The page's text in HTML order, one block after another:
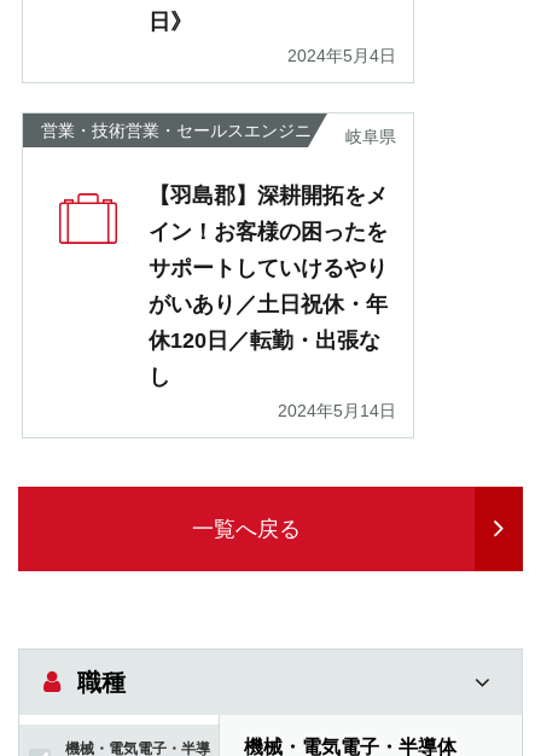
日》
2024年5月4日
営業・技術営業・セールスエンジニ
岐阜県
【羽島郡】深耕開拓をメ
イン！お客様の困ったを
サポートしていけるやり
がいあり／土日祝休・年
休120日／転勤・出張な
し
2024年5月14日
一覧へ戻る
職種
機械・電気電子・半導 機械・電気電子・半導体